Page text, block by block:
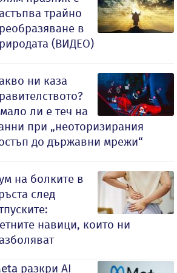
трайно
в
(ВИДЕО)
ни каза
ли е теч на
при „неоторизирания
до държавни мрежи“
на болките в
след
навици, които ни
разкри AI